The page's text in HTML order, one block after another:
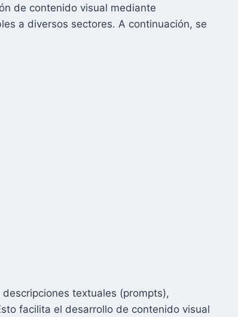
de contenido visual mediante
a diversos sectores. A continuación, se
textuales (prompts),
facilita el desarrollo de contenido visual